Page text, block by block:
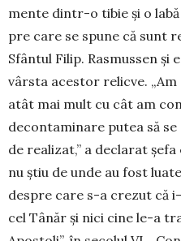
men­te dintr-o tibie şi o
pre care se spune că sunt
Sfân­tul Filip. Rasmussen şi
vârsta acestor relicve.
atât mai mult cu cât am
decontaminare putea să
de realizat,” a decla­rat
nu ştiu de unde au fost
despre care s-a crezut că
cel Tânăr şi nici cine le-a